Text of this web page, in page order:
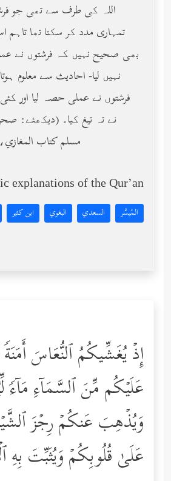
اللہ کی طرف سے تھی جو
تمہاری مدد کر سکتا تھا
بھی صحیح نہیں کہ فرشتوں نے
نہیں لیا- احادیث سے معلوم
فرشتوں نے عملی حصہ لیا اور
نے تہ تیغ کیا۔ (دیکھئے:
مسلم كتاب
explanations of the Qur’an:
المُيسَّر السعدي البغوي ابن كثير
إِذۡ یُغَشِّیكُمُ ٱلنُّعَاسَ أَمَنَةࣰ
عَلَیۡكُم مِّنَ ٱلسَّمَاۤءِ مَاۤءࣰ
وَیُذۡهِبَ عَنكُمۡ رِجۡزَ
عَلَىٰ قُلُوبِكُمۡ وَیُثَبِّتَ بِهِ